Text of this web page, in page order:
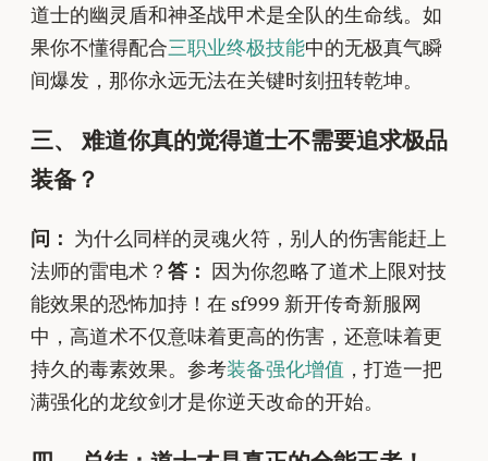
道士的幽灵盾和神圣战甲术是全队的生命线。如
果你不懂得配合三职业终极技能中的无极真气瞬
间爆发，那你永远无法在关键时刻扭转乾坤。
三、 难道你真的觉得道士不需要追求极品
装备？
问： 为什么同样的灵魂火符，别人的伤害能赶上
法师的雷电术？ 答： 因为你忽略了道术上限对技
能效果的恐怖加持！在 sf999 新开传奇新服网
中，高道术不仅意味着更高的伤害，还意味着更
持久的毒素效果。参考装备强化增值 ，打造一把
满强化的龙纹剑才是你逆天改命的开始。